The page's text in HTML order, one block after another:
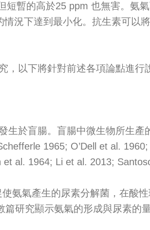
暫的高於25 ppm 也無害。氨
況下達到最小化。抗生素可以
以下將針對前述各項論點進行
盲腸。盲腸中微生物所生產
1965; O’Dell et al.
al. 1964; Li et al. 2013;
氣產生的尿素分解菌，在酸性
研究顯示氨氣的形成與尿素